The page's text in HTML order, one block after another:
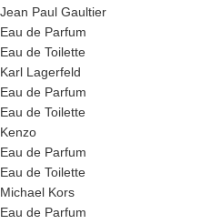
Jean Paul Gaultier
Eau de Parfum
Eau de Toilette
Karl Lagerfeld
Eau de Parfum
Eau de Toilette
Kenzo
Eau de Parfum
Eau de Toilette
Michael Kors
Eau de Parfum